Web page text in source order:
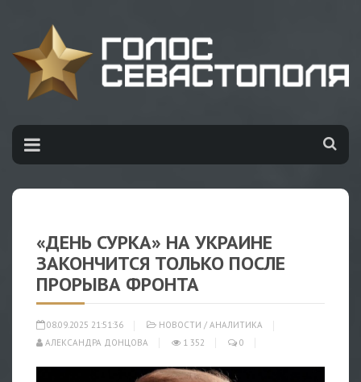
«ДЕНЬ СУРКА» НА УКРАИНЕ
ЗАКОНЧИТСЯ ТОЛЬКО ПОСЛЕ
ПРОРЫВА ФРОНТА
08.09.2025 21:51:36 НОВОСТИ / АНАЛИТИКА
АЛЕКСАНДРА ДОНЦОВА
1 352 0